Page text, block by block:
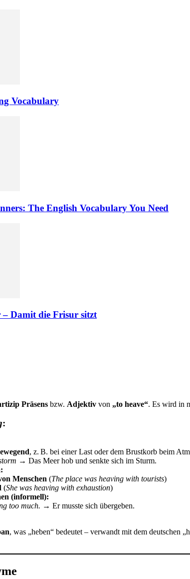
Vocabulary
The English Vocabulary You Need
Damit die Frisur sitzt
Präsens bzw. Adjektiv von „to heave“. Es wird in
:
, z. B. bei einer Last oder dem Brustkorb beim
→ Das Meer hob und senkte sich im Sturm.
Menschen (The place was heaving with tourists)
(She was heaving with exhaustion)
(informell):
too much. → Er musste sich übergeben.
, was „heben“ bedeutet – verwandt mit dem deutschen